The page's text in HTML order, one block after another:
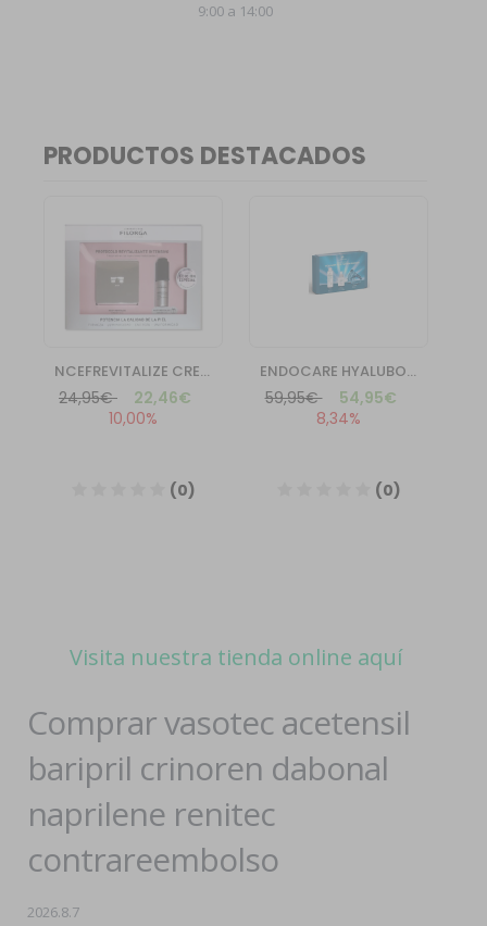
9:00 a 14:00
Visita nuestra tienda online aquí
Comprar vasotec acetensil
baripril crinoren dabonal
naprilene renitec
contrareembolso
2026.8.7